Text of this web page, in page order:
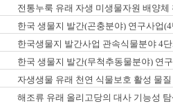
전통누룩 유래 자생 미생물자원 배양
한국 생물지 발간(곤충분야) 연구사업
한국생물지 발간사업 관속식물분야 4
한국 생물지 발간(무척추동물분야) 연
자생생물 유래 천연 식물보호 활성 물
해조류 유래 올리고당의 대사 기능성